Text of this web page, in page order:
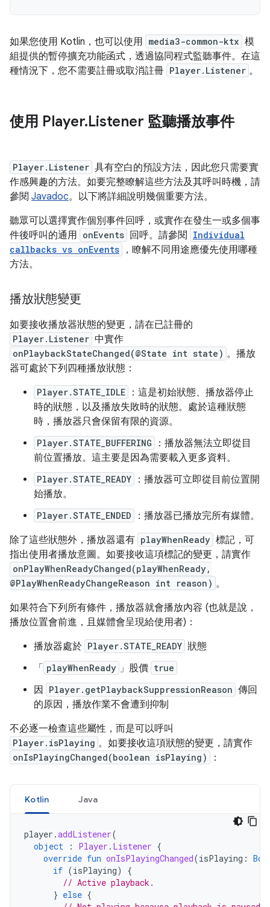
如果您使用 Kotlin，也可以使用 media3-common-ktx 模
組提供的暫停擴充功能函式，透過協同程式監聽事件。在這
種情況下，您不需要註冊或取消註冊 Player.Listener 。
使用 Player.Listener 監聽播放事件
Player.Listener 具有空白的預設方法，因此您只需要實
作感興趣的方法。如要完整瞭解這些方法及其呼叫時機，請
參閱 Javadoc。以下將詳細說明幾個重要方法。
聽眾可以選擇實作個別事件回呼，或實作在發生一或多個事
件後呼叫的通用 onEvents 回呼。請參閱
Individual
callbacks vs onEvents
，瞭解不同用途應優先使用哪種
方法。
播放狀態變更
如要接收播放器狀態的變更，請在已註冊的
Player.Listener 中實作
onPlaybackStateChanged(@State int state) 。播放
器可處於下列四種播放狀態：
Player.STATE_IDLE
：這是初始狀態、播放器停止
時的狀態，以及播放失敗時的狀態。處於這種狀態
時，播放器只會保留有限的資源。
Player.STATE_BUFFERING
：播放器無法立即從目
前位置播放。這主要是因為需要載入更多資料。
Player.STATE_READY
：播放器可立即從目前位置開
始播放。
Player.STATE_ENDED
：播放器已播放完所有媒體。
除了這些狀態外，播放器還有 playWhenReady 標記，可
指出使用者播放意圖。如要接收這項標記的變更，請實作
onPlayWhenReadyChanged(playWhenReady,
@PlayWhenReadyChangeReason int reason) 。
如果符合下列所有條件，播放器就會播放內容 (也就是說，
播放位置會前進，且媒體會呈現給使用者)：
播放器處於 Player.STATE_READY 狀態
「
playWhenReady 」股價 true
因 Player.getPlaybackSuppressionReason 傳回
的原因，播放作業不會遭到抑制
不必逐一檢查這些屬性，而是可以呼叫
Player.isPlaying 。如要接收這項狀態的變更，請實作
onIsPlayingChanged(boolean isPlaying) ：
Kotlin Java
player .addListener(
object
: Player . Listener {
override fun onIsPlayingChanged(isPlaying :
if (isPlaying)
{
// Active playback.
} else {